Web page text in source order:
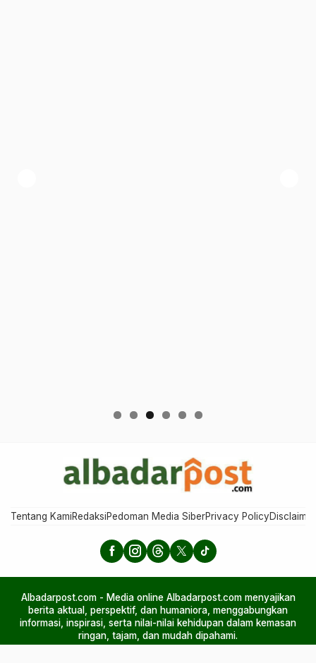
Tentang KamiRedaksiPedoman Media SiberPrivacy PolicyDisclaimer
Albadarpost.com - Media online Albadarpost.com menyajikan
berita aktual, perspektif, dan humaniora, menggabungkan
informasi, inspirasi, serta nilai-nilai kehidupan dalam kemasan
ringan, tajam, dan mudah dipahami.